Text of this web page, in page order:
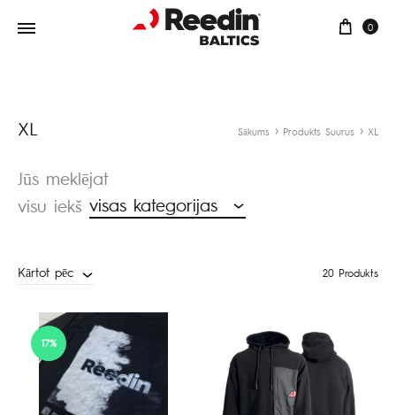
0
XL Sākums Produkts Suurus XL
Jūs meklējat
visu iekš visas kategorijas
Kārtot pēc 20 Produkts
17%